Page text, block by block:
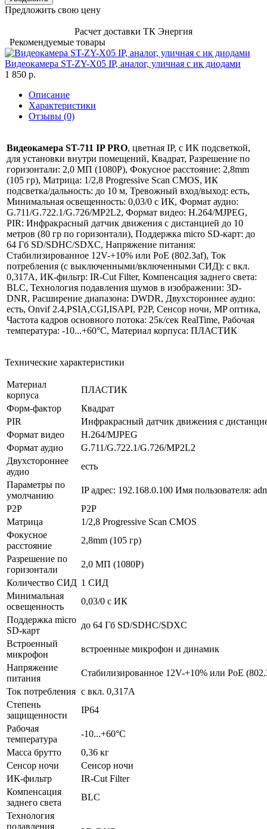
Предложить свою цену
Расчет доставки ТК Энергия
Рекомендуемые товары
Видеокамера ST-ZY-X05 IP, аналог, уличная с ик диодами
1 850 р.
Описание
Характеристики
Отзывы (0)
Видеокамера ST-711 IP PRO, цветная IP, c ИК подсветкой,
для установки внутри помещений, Квадрат, Разрешение по
горизонтали: 2,0 МП (1080P), Фокусное расстояние: 2,8mm
(105 гр), Матрица: 1/2,8 Progressive Scan CMOS, ИК
подсветка/дальность: до 10 м, Тревожный вход/выход: есть,
Минимальная освещенность: 0,03/0 с ИК, Формат аудио:
G.711/G.722.1/G.726/MP2L2, Формат видео: H.264/MJPEG,
PIR: Инфракрасный датчик движения с дистанцией до 10
метров (80 гр по горизонтали), Поддержка micro SD-карт: до
64 Гб SD/SDHC/SDXC, Напряжение питания:
Стабилизированное 12V-+10% или РoЕ (802.3af), Ток
потребления (с выключенными/включенными СИД): с вкл.
0,317A, ИК-фильтр: IR-Cut Filter, Компенсация заднего света:
BLC, Технология подавления шумов в изображении: 3D-
DNR, Расширение диапазона: DWDR, Двухстороннее аудио:
есть, Onvif 2.4,PSIA,CGI,ISAPI, P2P, Сенсор ночи, MP оптика,
Частота кадров основного потока: 25к/сек RealTime, Рабочая
температура: -10...+60°C, Материал корпуса: ПЛАСТИК
Технические характеристики
Материал
корпуса
ПЛАСТИК
Форм-фактор
Квадрат
PIR
Инфракрасный датчик движения с
Формат видео
H.264/MJPEG
Формат аудио
G.711/G.722.1/G.726/MP2L2
Двухстороннее
аудио
есть
Параметры по
умолчанию
IP адрес: 192.168.0.100 Имя пользователя:
P2P
P2P
Матрица
1/2,8 Progressive Scan CMOS
Фокусное
расстояние
2,8mm (105 гр)
Разрешение по
горизонтали
2,0 МП (1080P)
Количество СИД 1 СИД
Минимальная
освещенность
0,03/0 с ИК
Поддержка micro
SD-карт
до 64 Гб SD/SDHC/SDXC
Встроенный
микрофон
встроенные микрофон и динамик
Напряжение
питания
Стабилизированное 12V-+10% или РoЕ
Ток потребления с вкл. 0,317A
Степень
защищенности
IP64
Рабочая
температура
-10...+60°C
Масса брутто
0,36 кг
Сенсор ночи
Сенсор ночи
ИК-фильтр
IR-Cut Filter
Компенсация
заднего света
BLC
Технология
подавления